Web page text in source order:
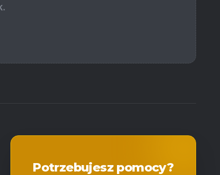
Potrzebujesz pomocy?